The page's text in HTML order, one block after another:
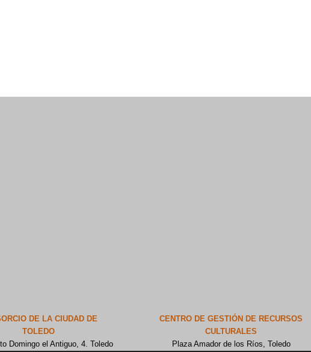
DE LA CIUDAD DE
TOLEDO
Domingo el Antiguo, 4. Toledo
CENTRO DE GESTIÓN DE RECURSOS
CULTURALES
Plaza Amador de los Ríos, Toledo